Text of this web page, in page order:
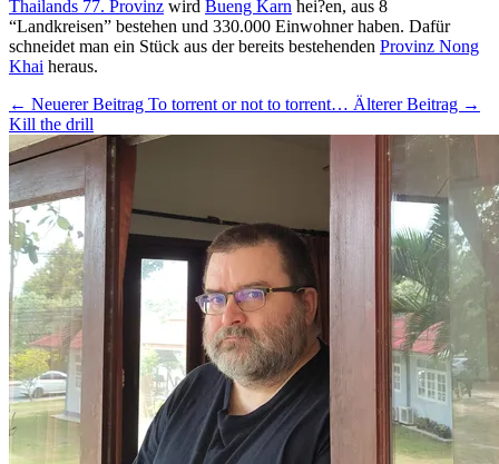
Thailands 77. Provinz wird Bueng Karn hei?en, aus 8
“Landkreisen” bestehen und 330.000 Einwohner haben. Dafür
schneidet man ein Stück aus der bereits bestehenden Provinz Nong
Khai heraus.
← Neuerer Beitrag To torrent or not to torrent… Älterer Beitrag →
Kill the drill